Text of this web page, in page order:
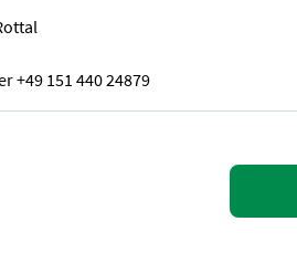
+49 151 440 24879
40km/h Bereifung 480/